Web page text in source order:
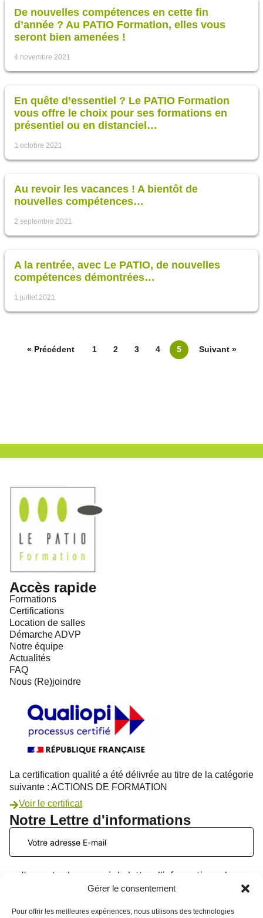
Gérer le consentement
Pour offrir les meilleures expériences, nous utilisons des technologies
De nouvelles compétences en cette fin
d’année ? Au PATIO Formation, elles vous
seront bien amenées !
4 novembre 2021
En quête d’essentiel ? Le PATIO Formation
vous offre le choix pour ses formations en
présentiel ou en distanciel…
1 octobre 2021
Au revoir les vacances ! A bientôt de
nouvelles compétences…
2 septembre 2021
A la rentrée, avec Le PATIO, de nouvelles
compétences démontrées…
1 juillet 2021
« Précédent 1 2 3 4 5 Suivant »
Accès rapide
Formations
Certifications
Location de salles
Démarche ADVP
Notre équipe
Actualités
FAQ
Nous (Re)joindre
Notre Lettre d'informations
J’accepte de recevoir la lettre d'informations du
PATIO Formation. Je peux me désinscrire à tout
La certification qualité a été délivrée au titre de la catégorie
suivante : ACTIONS DE FORMATION
Voir le certificat